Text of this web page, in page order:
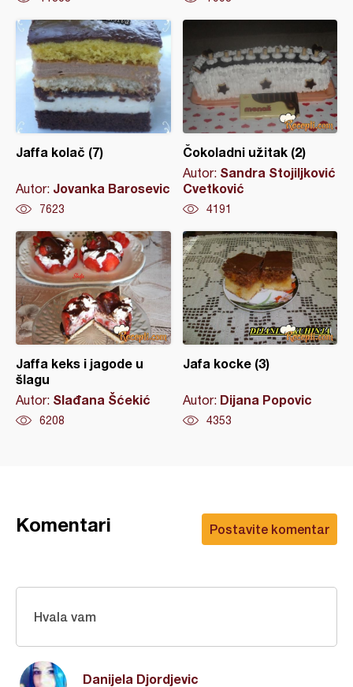
Jaffa kolač (7)
Autor: Jovanka Barosevic
7623
Čokoladni užitak (2)
Autor: Sandra Stojiljković
Cvetković
4191
Jaffa keks i jagode u
šlagu
Autor: Slađana Šćekić
6208
Jafa kocke (3)
Autor: Dijana Popovic
4353
Postavite komentar
Komentari
Danijela Djordjevic
Hvala vam